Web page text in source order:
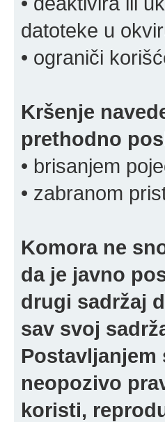
datoteke u
• ograniči
Kršenje
prethodno
• brisanjem
• zabranom
Komora ne
da je javno
drugi sadržaj
sav svoj
Postavljanjem
neopozivo
koristi,